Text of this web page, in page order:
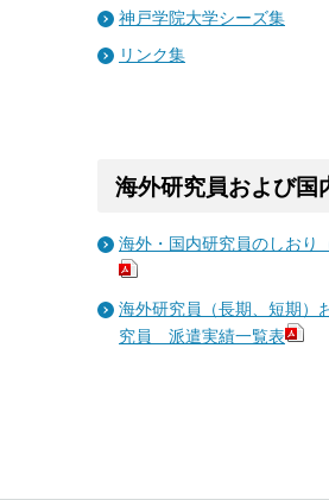
神戸学院大学シーズ集
リンク集
海外研究員および国
海外・国内研究員のしおり
海外研究員（長期、短期）
究員 派遣実績一覧表